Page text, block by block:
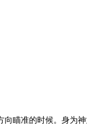
瞄准的时候。身为